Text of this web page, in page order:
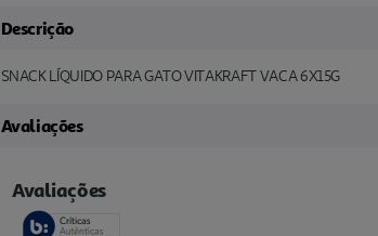
Descrição
SNACK LÍQUIDO PARA GATO VITAKRAFT VACA 6X15G
Avaliações